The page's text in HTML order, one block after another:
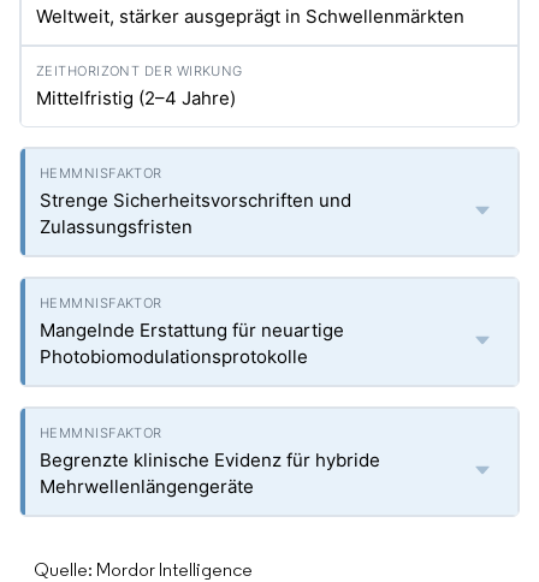
Weltweit, stärker ausgeprägt in Schwellenmärkten
Mittelfristig (2–4 Jahre)
Strenge Sicherheitsvorschriften und
Zulassungsfristen
Mangelnde Erstattung für neuartige
Photobiomodulationsprotokolle
Begrenzte klinische Evidenz für hybride
Mehrwellenlängengeräte
Quelle: Mordor Intelligence